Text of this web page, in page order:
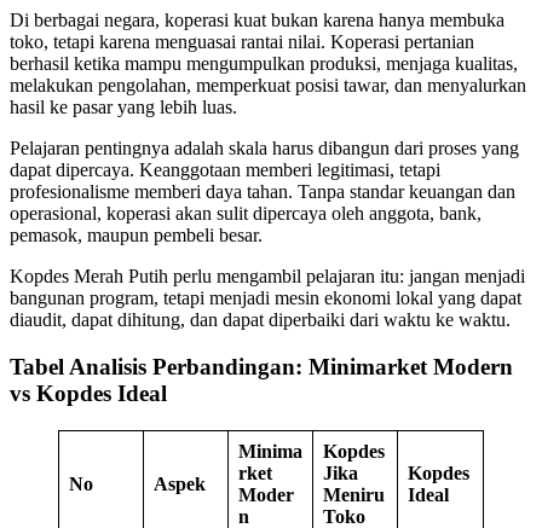
Di berbagai negara, koperasi kuat bukan karena hanya membuka
toko, tetapi karena menguasai rantai nilai. Koperasi pertanian
berhasil ketika mampu mengumpulkan produksi, menjaga kualitas,
melakukan pengolahan, memperkuat posisi tawar, dan menyalurkan
hasil ke pasar yang lebih luas.
Pelajaran pentingnya adalah skala harus dibangun dari proses yang
dapat dipercaya. Keanggotaan memberi legitimasi, tetapi
profesionalisme memberi daya tahan. Tanpa standar keuangan dan
operasional, koperasi akan sulit dipercaya oleh anggota, bank,
pemasok, maupun pembeli besar.
Kopdes Merah Putih perlu mengambil pelajaran itu: jangan menjadi
bangunan program, tetapi menjadi mesin ekonomi lokal yang dapat
diaudit, dapat dihitung, dan dapat diperbaiki dari waktu ke waktu.
Tabel Analisis Perbandingan: Minimarket Modern
vs Kopdes Ideal
No Aspek
Minima
rket
Moder
n
Kopdes
Jika
Meniru
Toko
Kopdes
Ideal